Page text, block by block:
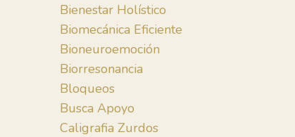
Bienestar Holístico
Biomecánica Eficiente
Bioneuroemoción
Biorresonancia
Bloqueos
Busca Apoyo
Caligrafia Zurdos